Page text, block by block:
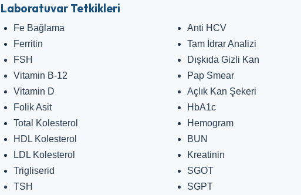
Laboratuvar Tetkikleri
Fe Bağlama
Ferritin
FSH
Vitamin B-12
Vitamin D
Folik Asit
Total Kolesterol
HDL Kolesterol
LDL Kolesterol
Trigliserid
TSH
Anti HCV
Tam İdrar Analizi
Dışkıda Gizli Kan
Pap Smear
Açlık Kan Şekeri
HbA1c
Hemogram
BUN
Kreatinin
SGOT
SGPT